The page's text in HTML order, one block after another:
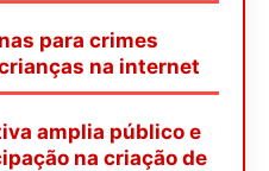
para crimes
na internet
amplia público e
na criação de